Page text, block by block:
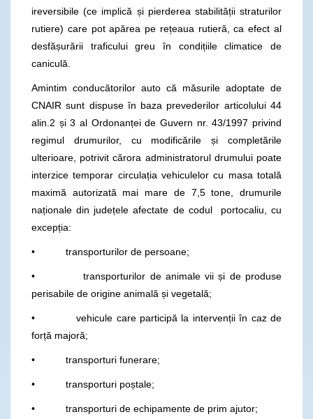
ireversibile (ce implică și pierderea stabilității straturilor
rutiere) care pot apărea pe rețeaua rutieră, ca efect al
desfășurării traficului greu în condițiile climatice de
caniculă.
Amintim conducătorilor auto că măsurile adoptate de
CNAIR sunt dispuse în baza prevederilor articolului 44
alin.2 și 3 al Ordonanței de Guvern nr. 43/1997 privind
regimul drumurilor, cu modificările și completările
ulterioare, potrivit cărora administratorul drumului poate
interzice temporar circulația vehiculelor cu masa totală
maximă autorizată mai mare de 7,5 tone, drumurile
naționale din județele afectate de codul portocaliu, cu
excepția:
• transporturilor de persoane;
• transporturilor de animale vii și de produse
perisabile de origine animală și vegetală;
• vehicule care participă la intervenții în caz de
forță majoră;
• transporturi funerare;
• transporturi poștale;
• transporturi de echipamente de prim ajutor;